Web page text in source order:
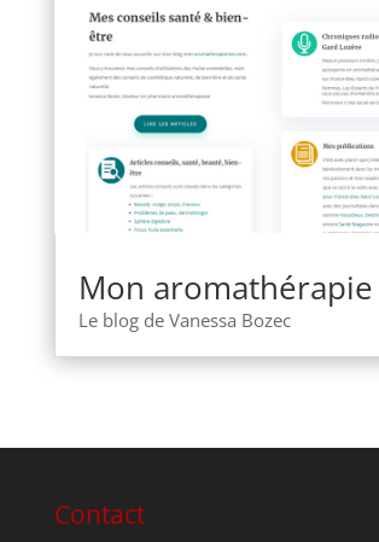
Mon
Le blog de Vanessa Bozec
Contact